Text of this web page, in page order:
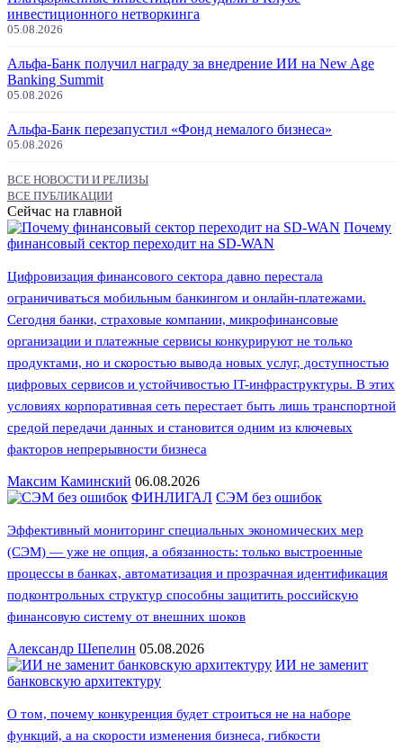
инвестиционного нетворкинга
05.08.2026
Альфа-Банк получил награду за внедрение ИИ на New Age
Banking Summit
05.08.2026
Альфа-Банк перезапустил «Фонд немалого бизнеса»
05.08.2026
ВСЕ НОВОСТИ И РЕЛИЗЫ
ВСЕ ПУБЛИКАЦИИ
Сейчас на главной
Почему
финансовый сектор переходит на SD-WAN
Цифровизация финансового сектора давно перестала
ограничиваться мобильным банкингом и онлайн-платежами.
Сегодня банки, страховые компании, микрофинансовые
организации и платежные сервисы конкурируют не только
продуктами, но и скоростью вывода новых услуг, доступностью
цифровых сервисов и устойчивостью IT-инфраструктуры. В этих
условиях корпоративная сеть перестает быть лишь транспортной
средой передачи данных и становится одним из ключевых
факторов непрерывности бизнеса
Максим Каминский 06.08.2026
ФИНЛИГАЛ СЭМ без ошибок
Эффективный мониторинг специальных экономических мер
(СЭМ) — уже не опция, а обязанность: только выстроенные
процессы в банках, автоматизация и прозрачная идентификация
подконтрольных структур способны защитить российскую
финансовую систему от внешних шоков
Александр Шепелин 05.08.2026
ИИ не заменит
банковскую архитектуру
О том, почему конкуренция будет строиться не на наборе
функций, а на скорости изменения бизнеса, гибкости